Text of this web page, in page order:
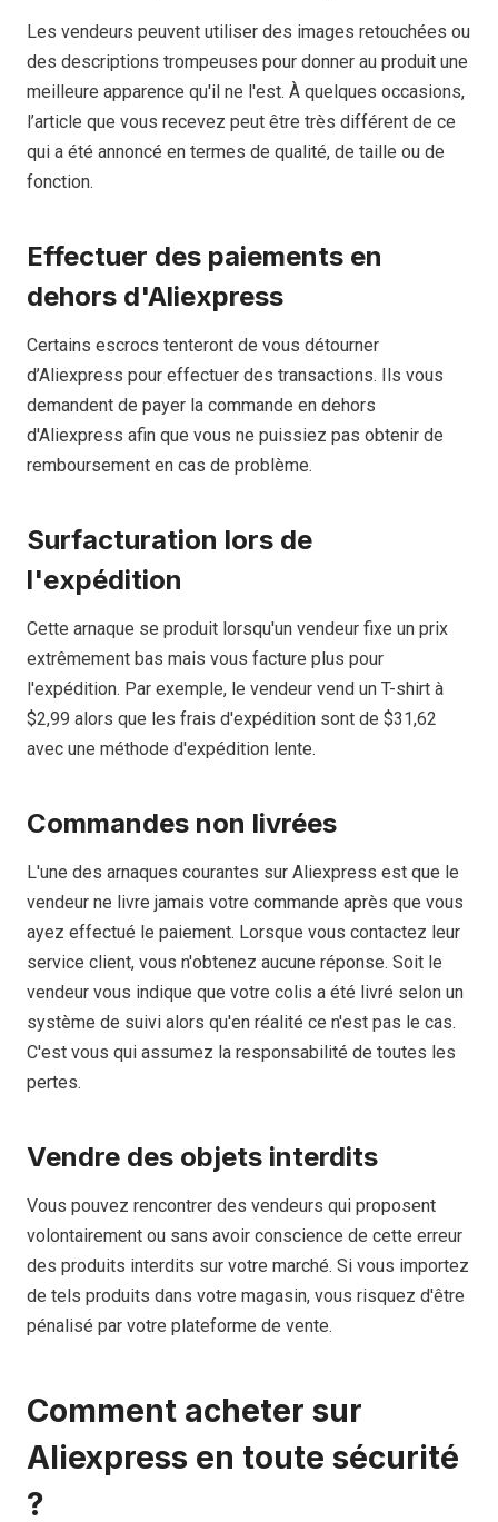
Les vendeurs peuvent utiliser des images retouchées ou
des descriptions trompeuses pour donner au produit une
meilleure apparence qu'il ne l'est. À quelques occasions,
l’article que vous recevez peut être très différent de ce
qui a été annoncé en termes de qualité, de taille ou de
fonction.
Effectuer des paiements en
dehors d'Aliexpress
Certains escrocs tenteront de vous détourner
d’Aliexpress pour effectuer des transactions. Ils vous
demandent de payer la commande en dehors
d'Aliexpress afin que vous ne puissiez pas obtenir de
remboursement en cas de problème.
Surfacturation lors de
l'expédition
Cette arnaque se produit lorsqu'un vendeur fixe un prix
extrêmement bas mais vous facture plus pour
l'expédition. Par exemple, le vendeur vend un T-shirt à
$2,99 alors que les frais d'expédition sont de $31,62
avec une méthode d'expédition lente.
Commandes non livrées
L'une des arnaques courantes sur Aliexpress est que le
vendeur ne livre jamais votre commande après que vous
ayez effectué le paiement. Lorsque vous contactez leur
service client, vous n'obtenez aucune réponse. Soit le
vendeur vous indique que votre colis a été livré selon un
système de suivi alors qu'en réalité ce n'est pas le cas.
C'est vous qui assumez la responsabilité de toutes les
pertes.
Vendre des objets interdits
Vous pouvez rencontrer des vendeurs qui proposent
volontairement ou sans avoir conscience de cette erreur
des produits interdits sur votre marché. Si vous importez
de tels produits dans votre magasin, vous risquez d'être
pénalisé par votre plateforme de vente.
Comment acheter sur
Aliexpress en toute sécurité
?